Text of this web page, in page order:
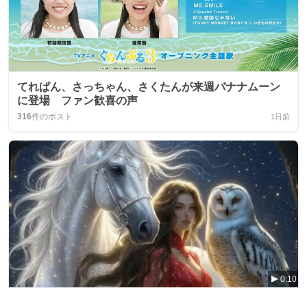
てれぱん、さっちゃん、さくたんが来週バナナムーン
に登場 ファン歓喜の声
316件のポスト 1日前
0:10